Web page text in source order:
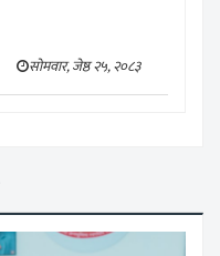
सोमवार, जेष्ठ २५, २०८३